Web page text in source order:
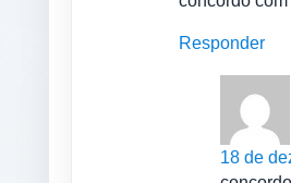
Responder
18 de